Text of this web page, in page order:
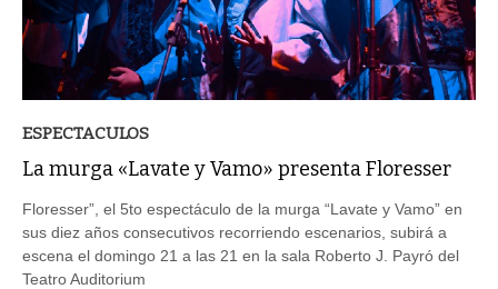
ESPECTACULOS
La murga «Lavate y Vamo» presenta Floresser
Floresser”, el 5to espectáculo de la murga “Lavate y Vamo” en
sus diez años consecutivos recorriendo escenarios, subirá a
escena el domingo 21 a las 21 en la sala Roberto J. Payró del
Teatro Auditorium